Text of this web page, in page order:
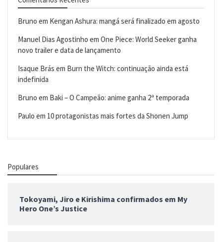
Bruno em Kengan Ashura: mangá será finalizado em agosto
Manuel Dias Agostinho em One Piece: World Seeker ganha
novo trailer e data de lançamento
Isaque Brás em Burn the Witch: continuação ainda está
indefinida
Bruno em Baki – O Campeão: anime ganha 2ª temporada
Paulo em 10 protagonistas mais fortes da Shonen Jump
Populares
Tokoyami, Jiro e Kirishima confirmados em My
Hero One’s Justice